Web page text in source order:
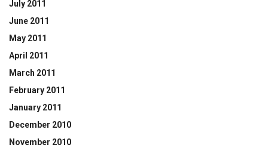
July 2011
June 2011
May 2011
April 2011
March 2011
February 2011
January 2011
December 2010
November 2010